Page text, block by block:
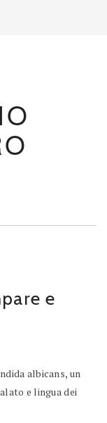
e
albicans, un
e lingua dei